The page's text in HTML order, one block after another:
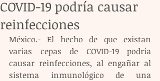
COVID-19 podría causar
reinfecciones
México.- El hecho de que existan
varias cepas de COVID-19 podría
causar reinfecciones, al engañar al
sistema inmunológico de una